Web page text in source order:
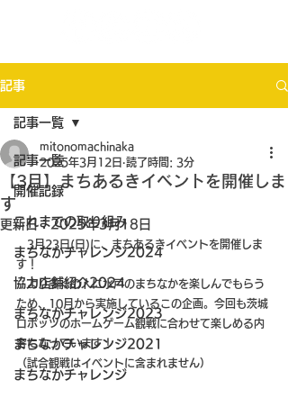
記事
記事一覧
開催記録
これまでの取り組み
まちなかチャレンジ2024
協力店舗紹介2024
まちなかチャレンジ2023
まちなかチャレンジ2021
まちなかチャレンジ
記事一覧
【3月】まちあるきイベントを開催しま
す
mitonomachinaka
2025年3月12日 読了時間: 3分
更新日：2025年3月18日
3月23日(日)に、まちあるきイベントを開催しま
す！
より多くの人に水戸のまちなかを楽しんでもらう
ため、10月から実施しているこの企画。今回も茨城
ロボッツのホームゲーム観戦に合わせて楽しめる内
容になっています！
（試合観戦はイベントに含まれません）